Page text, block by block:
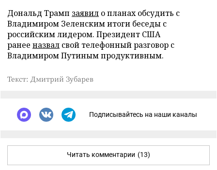
Дональд Трамп заявил о планах обсудить с
Владимиром Зеленским итоги беседы с
российским лидером. Президент США
ранее назвал свой телефонный разговор с
Владимиром Путиным продуктивным.
Текст: Дмитрий Зубарев
Подписывайтесь на наши каналы
Читать комментарии (13)